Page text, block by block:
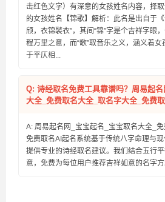
击红色文字）有深意的女孩姓名内容，择
的女孩姓名【锦歌】解析：此名是出自于《
颀，衣锦褧衣”，其间“锦”字是个吉祥字眼
程万里之意，而“歌”取音乐之义，涵义着
于平仄相...
Q: 诗经取名免费工具靠谱吗？周易起
大全_免费取名大全_取名字大全_免费
A: 周易起名网_宝宝起名_宝宝取名大全_免
免费取名AI起名系统基于传统八字命理与
提供专业的诗经取名建议。我们结合五行
意，免费为每位用户推荐吉祥如意的名字方